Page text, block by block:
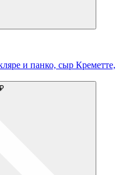
и панко, сыр Креметте,